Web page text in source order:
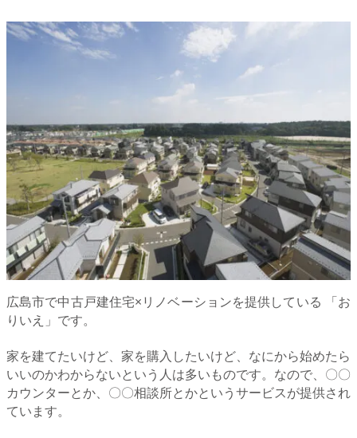
広島市で中古戸建住宅×リノベーションを提供している 「お
りいえ」です。
家を建てたいけど、家を購入したいけど、なにから始めたら
いいのかわからないという人は多いものです。なので、〇〇
カウンターとか、〇〇相談所とかというサービスが提供され
ています。